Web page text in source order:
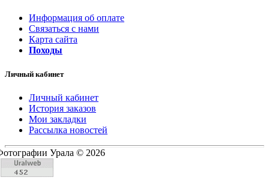
Информация об оплате
Связаться с нами
Карта сайта
Походы
Личный кабинет
Личный кабинет
История заказов
Мои закладки
Рассылка новостей
Урала © 2026